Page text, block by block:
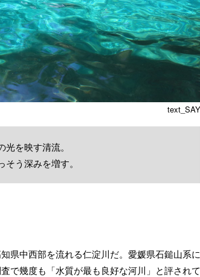
を映す清流。
う深みを増す。
県中西部を流れる仁淀川だ。愛媛県石鎚山系に
で幾度も「水質が最も良好な河川」と評されて